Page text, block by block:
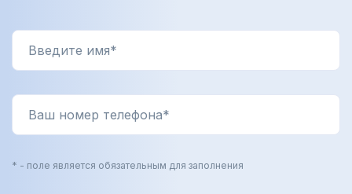
* - поле является обязательным для заполнения